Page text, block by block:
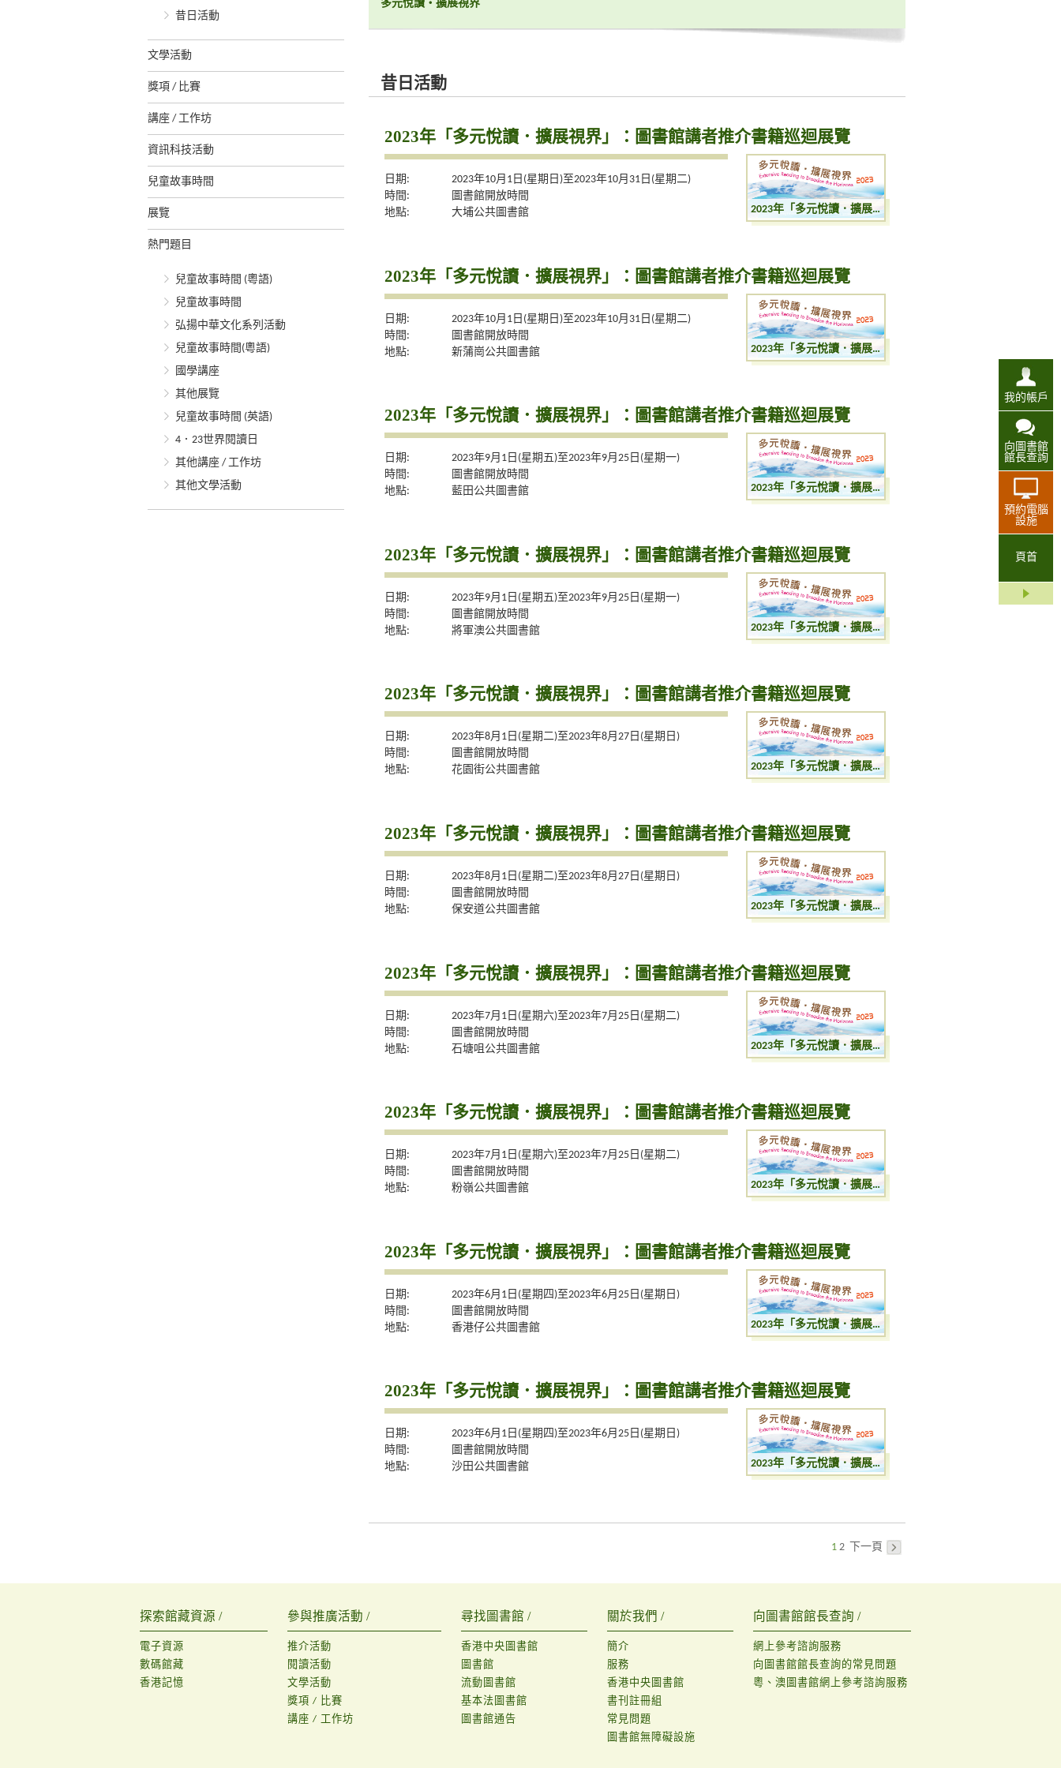
我的帳戶
向圖書館
館長查詢
預約電腦
設施
頁首
昔日活動
文學活動
獎項 / 比賽
講座 / 工作坊
資訊科技活動
兒童故事時間
展覽
熱門題目
兒童故事時間 (粵語)
兒童故事時間
弘揚中華文化系列活動
兒童故事時間(粵語)
國學講座
其他展覽
兒童故事時間 (英語)
4．23世界閱讀日
其他講座 / 工作坊
其他文學活動
多元悅讀‧擴展視界
昔日活動
2023年「多元悅讀．擴展視界」：圖書館講者推介書籍巡迴展覽
日期:
2023年10月1日(星期日)至2023年10月31日(星期二)
時間:
圖書館開放時間
地點:
大埔公共圖書館 2023年「多元悅讀．擴展視界」：圖書館講者推介書籍巡迴展覽
2023年「多元悅讀．擴展視界」：圖書館講者推介書籍巡迴展覽
日期:
2023年10月1日(星期日)至2023年10月31日(星期二)
時間:
圖書館開放時間
地點:
新蒲崗公共圖書館 2023年「多元悅讀．擴展視界」：圖書館講者推介書籍巡迴展覽
2023年「多元悅讀．擴展視界」：圖書館講者推介書籍巡迴展覽
日期:
2023年9月1日(星期五)至2023年9月25日(星期一)
時間:
圖書館開放時間
地點:
藍田公共圖書館 2023年「多元悅讀．擴展視界」：圖書館講者推介書籍巡迴展覽
2023年「多元悅讀．擴展視界」：圖書館講者推介書籍巡迴展覽
日期:
2023年9月1日(星期五)至2023年9月25日(星期一)
時間:
圖書館開放時間
地點:
將軍澳公共圖書館 2023年「多元悅讀．擴展視界」：圖書館講者推介書籍巡迴展覽
2023年「多元悅讀．擴展視界」：圖書館講者推介書籍巡迴展覽
日期:
2023年8月1日(星期二)至2023年8月27日(星期日)
時間:
圖書館開放時間
地點:
花園街公共圖書館 2023年「多元悅讀．擴展視界」：圖書館講者推介書籍巡迴展覽
2023年「多元悅讀．擴展視界」：圖書館講者推介書籍巡迴展覽
日期:
2023年8月1日(星期二)至2023年8月27日(星期日)
時間:
圖書館開放時間
地點:
保安道公共圖書館 2023年「多元悅讀．擴展視界」：圖書館講者推介書籍巡迴展覽
2023年「多元悅讀．擴展視界」：圖書館講者推介書籍巡迴展覽
日期:
2023年7月1日(星期六)至2023年7月25日(星期二)
時間:
圖書館開放時間
地點:
石塘咀公共圖書館 2023年「多元悅讀．擴展視界」：圖書館講者推介書籍巡迴展覽
2023年「多元悅讀．擴展視界」：圖書館講者推介書籍巡迴展覽
日期:
2023年7月1日(星期六)至2023年7月25日(星期二)
時間:
圖書館開放時間
地點:
粉嶺公共圖書館 2023年「多元悅讀．擴展視界」：圖書館講者推介書籍巡迴展覽
2023年「多元悅讀．擴展視界」：圖書館講者推介書籍巡迴展覽
日期:
2023年6月1日(星期四)至2023年6月25日(星期日)
時間:
圖書館開放時間
地點:
香港仔公共圖書館 2023年「多元悅讀．擴展視界」：圖書館講者推介書籍巡迴展覽
2023年「多元悅讀．擴展視界」：圖書館講者推介書籍巡迴展覽
日期:
2023年6月1日(星期四)至2023年6月25日(星期日)
時間:
圖書館開放時間
地點:
沙田公共圖書館 2023年「多元悅讀．擴展視界」：圖書館講者推介書籍巡迴展覽
1 2 下一頁
探索館藏資源 /
電子資源
數碼館藏
香港記憶
參與推廣活動 /
推介活動
閱讀活動
文學活動
獎項 / 比賽
講座 / 工作坊
尋找圖書館 /
香港中央圖書館
圖書館
流動圖書館
基本法圖書館
圖書館通告
關於我們 /
簡介
服務
香港中央圖書館
書刊註冊組
常見問題
圖書館無障礙設施
向圖書館館長查詢 /
網上參考諮詢服務
向圖書館館長查詢的常見問題
粵、澳圖書館網上參考諮詢服務